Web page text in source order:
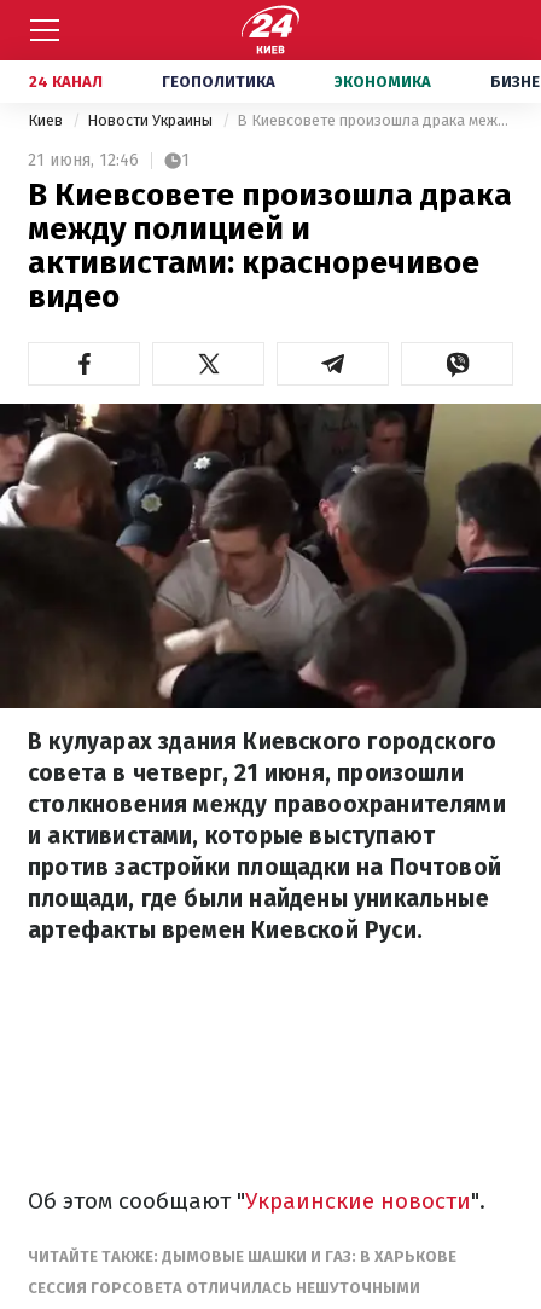
24 КАНАЛ ГЕОПОЛИТИКА ЭКОНОМИКА
Киев Новости Украины В Киевсовете произошла драка между полицией и активистами: красноречивое видео
21 июня, 12:46 1
В Киевсовете произошла драка
между полицией и
активистами: красноречивое
видео
В кулуарах здания Киевского городского
совета в четверг, 21 июня, произошли
столкновения между правоохранителями
и активистами, которые выступают
против застройки площадки на Почтовой
площади, где были найдены уникальные
артефакты времен Киевской Руси.
Об этом сообщают "Украинские новости".
ЧИТАЙТЕ ТАКЖЕ: ДЫМОВЫЕ ШАШКИ И ГАЗ: В ХАРЬКОВЕ
СЕССИЯ ГОРСОВЕТА ОТЛИЧИЛАСЬ НЕШУТОЧНЫМИ